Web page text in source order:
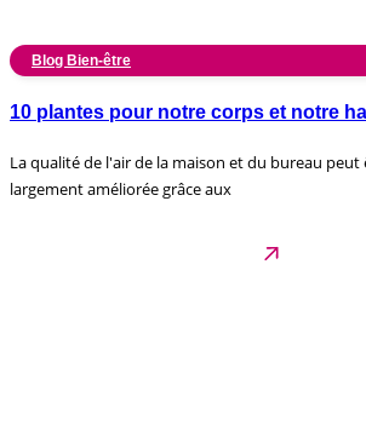
Blog Bien-être
10 plantes pour notre corps et notre
La qualité de l'air de la maison et du bureau peut
largement améliorée grâce aux